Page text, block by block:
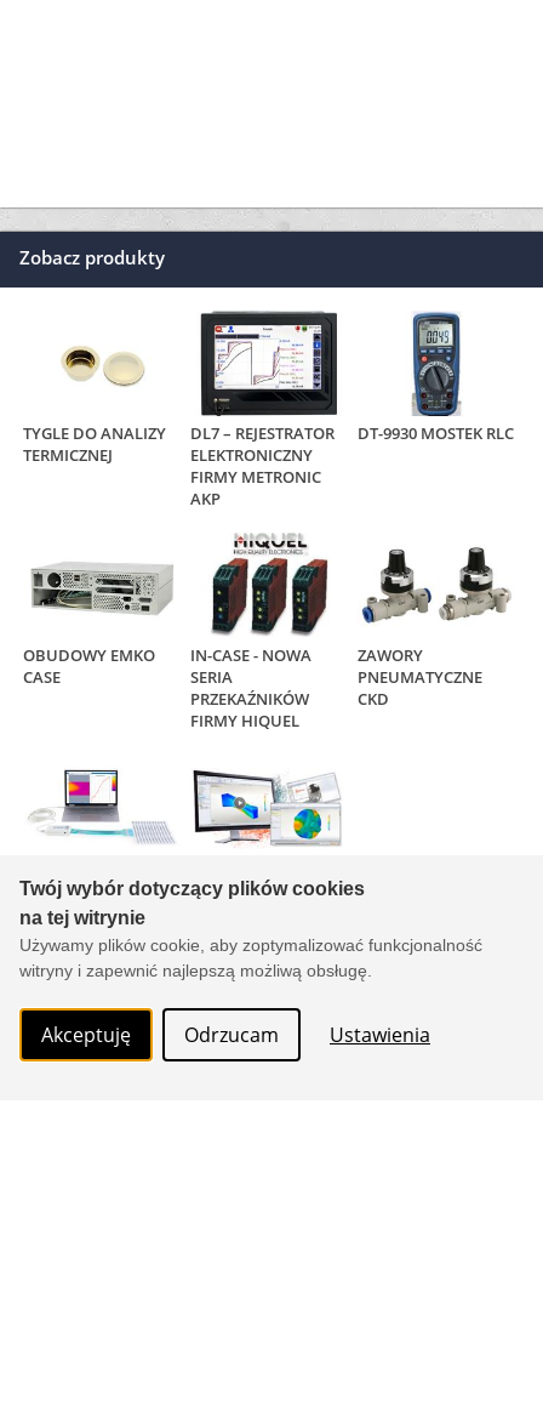
Twój wybór dotyczący plików cookies
na tej witrynie
Używamy plików cookie, aby zoptymalizować funkcjonalność
witryny i zapewnić najlepszą możliwą obsługę.
Akceptuję Odrzucam Ustawienia
Zobacz produkty
TYGLE DO ANALIZY
TERMICZNEJ
DL7 – REJESTRATOR
ELEKTRONICZNY
FIRMY METRONIC
AKP
DT-9930 MOSTEK RLC
OBUDOWY EMKO
CASE
IN-CASE - NOWA
SERIA
PRZEKAŹNIKÓW
FIRMY HIQUEL
ZAWORY
PNEUMATYCZNE
CKD
SYSTEM
MAPOWANIA
TEMPERATURY
SOLIDWORKS
SIMULATION
O portalu Oferta Opinie Kontakt